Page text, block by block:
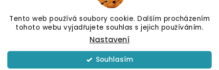
Tento web používá soubory cookie. Dalším procházením
tohoto webu vyjadřujete souhlas s jejich používáním.
Nastavení
Souhlasím
Vytvořil Shoptet
Celostní komunikace - eshop